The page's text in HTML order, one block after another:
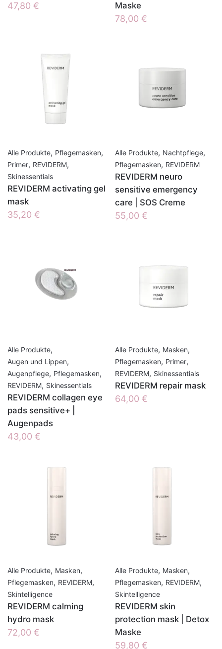
47,80 €
Maske
78,00 €
Alle Produkte, Pflegemasken,
Primer, REVIDERM,
Skinessentials
REVIDERM activating gel
mask
35,20 €
Alle Produkte, Nachtpflege,
Pflegemasken, REVIDERM
REVIDERM neuro
sensitive emergency
care | SOS Creme
55,00 €
Alle Produkte,
Augen und Lippen,
Augenpflege, Pflegemasken,
REVIDERM, Skinessentials
REVIDERM collagen eye
pads sensitive+ |
Augenpads
43,00 €
Alle Produkte, Masken,
Pflegemasken, Primer,
REVIDERM, Skinessentials
REVIDERM repair mask
64,00 €
Alle Produkte, Masken,
Pflegemasken, REVIDERM,
Skintelligence
REVIDERM calming
hydro mask
72,00 €
Alle Produkte, Masken,
Pflegemasken, REVIDERM,
Skintelligence
REVIDERM skin
protection mask | Detox
Maske
59,80 €